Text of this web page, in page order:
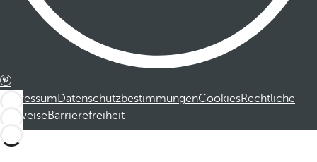
ImpressumDatenschutzbestimmungenCookiesRechtliche
HinweiseBarrierefreiheit